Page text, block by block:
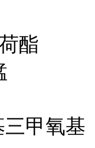
酯
甲氧基